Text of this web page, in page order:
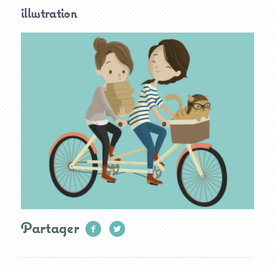
illustration
Partager